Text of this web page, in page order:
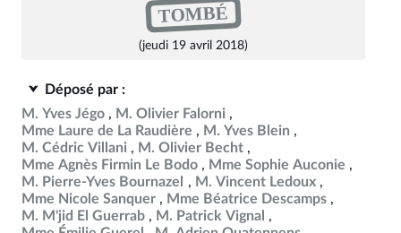
TOMBÉ
(jeudi 19 avril 2018)
Déposé par :
M. Yves Jégo
M. Olivier Falorni
Mme Laure de La Raudière
M. Yves Blein
M. Cédric Villani
M. Olivier Becht
Mme Agnès Firmin Le Bodo
Mme Sophie Auconie
M. Pierre-Yves Bournazel
M. Vincent Ledoux
Mme Nicole Sanquer
Mme Béatrice Descamps
M. M'jid El Guerrab
M. Patrick Vignal